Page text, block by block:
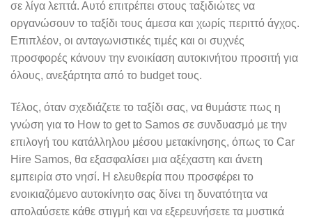
σε λίγα λεπτά. Αυτό επιτρέπει στους ταξιδιώτες να
οργανώσουν το ταξίδι τους άμεσα και χωρίς περιττό άγχος.
Επιπλέον, οι ανταγωνιστικές τιμές και οι συχνές
προσφορές κάνουν την ενοικίαση αυτοκινήτου προσιτή για
όλους, ανεξάρτητα από το budget τους.
Τέλος, όταν σχεδιάζετε το ταξίδι σας, να θυμάστε πως η
γνώση για το How to get to Samos σε συνδυασμό με την
επιλογή του κατάλληλου μέσου μετακίνησης, όπως το Car
Hire Samos, θα εξασφαλίσει μια αξέχαστη και άνετη
εμπειρία στο νησί. Η ελευθερία που προσφέρει το
ενοικιαζόμενο αυτοκίνητο σας δίνει τη δυνατότητα να
απολαύσετε κάθε στιγμή και να εξερευνήσετε τα μυστικά